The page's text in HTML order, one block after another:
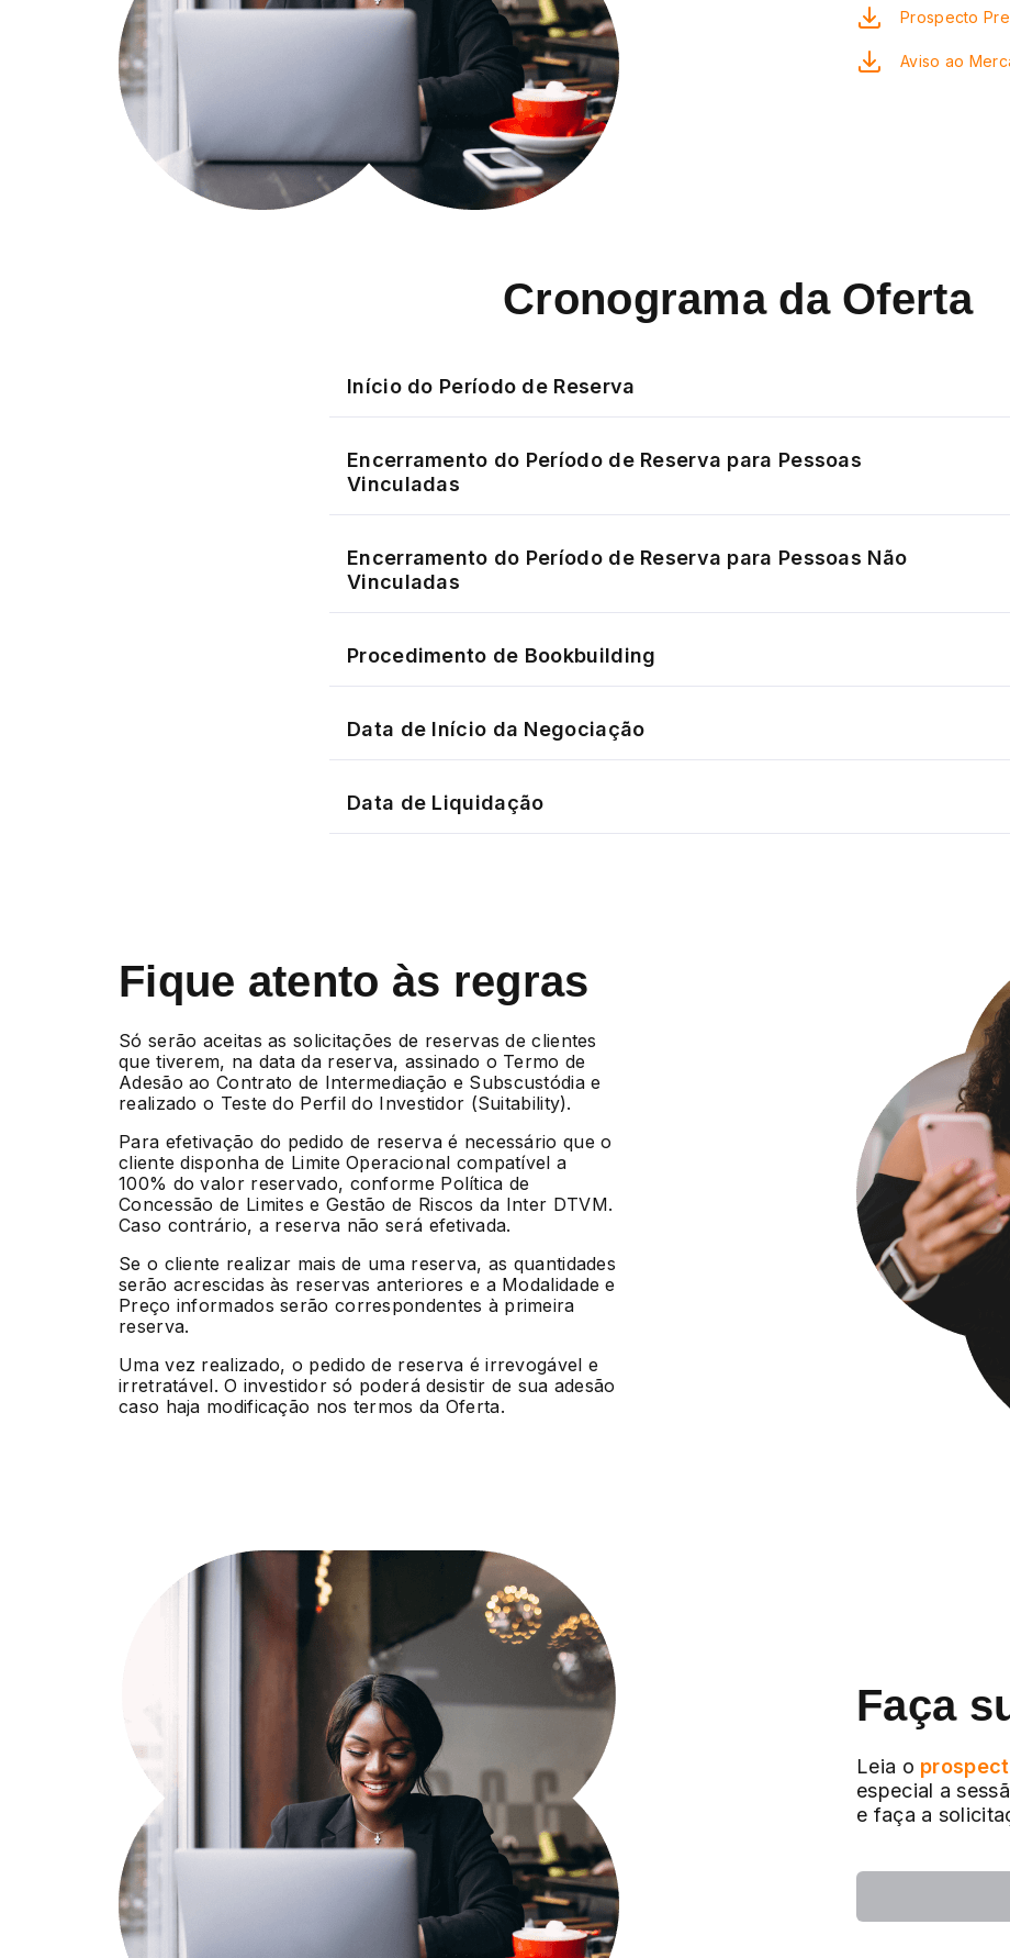
Prospecto
Aviso ao
Cronograma da Oferta
Início do Período de Reserva
Encerramento do Período de Reserva para Pessoas
Vinculadas
Encerramento do Período de Reserva para Pessoas Não
Vinculadas
Procedimento de Bookbuilding
Data de Início da Negociação
Data de Liquidação
Fique atento às regras
Só serão aceitas as solicitações de reservas de clientes
que tiverem, na data da reserva, assinado o Termo de
Adesão ao Contrato de Intermediação e Subscustódia e
realizado o Teste do Perfil do Investidor (Suitability).
Para efetivação do pedido de reserva é necessário que o
cliente disponha de Limite Operacional compatível a
100% do valor reservado, conforme Política de
Concessão de Limites e Gestão de Riscos da Inter DTVM.
Caso contrário, a reserva não será efetivada.
Se o cliente realizar mais de uma reserva, as quantidades
serão acrescidas às reservas anteriores e a Modalidade e
Preço informados serão correspondentes à primeira
reserva.
Uma vez realizado, o pedido de reserva é irrevogável e
irretratável. O investidor só poderá desistir de sua adesão
caso haja modificação nos termos da Oferta.
Faça
Leia o
especial a
e faça a